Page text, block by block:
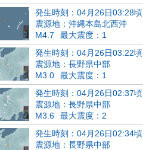
発生時刻：04月26日03:28頃
震源地：沖縄本島北西沖
M4.7
最大震度：1
発生時刻：04月26日03:22頃
震源地：長野県中部
M3.0
最大震度：1
発生時刻：04月26日02:37頃
震源地：長野県中部
M3.6
最大震度：2
発生時刻：04月26日02:34頃
震源地：長野県中部